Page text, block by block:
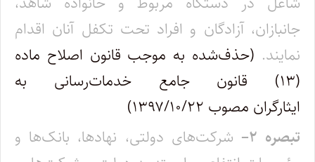
جانبازان، آزادگان و افراد تحت تکفل آنان اقدام
نمایند. (حذف‌شده به موجب قانون اصلاح ماده
(۱۳) قانون جامع خدمات‌رسانی به
ایثارگران مصوب ۱۳۹۷/۱۰/۲۲)
تبصره ۲– شرکت‌های دولتی، نهادها، بانک‌ها و